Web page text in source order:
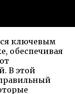
ключевым
обеспечивая
В этой